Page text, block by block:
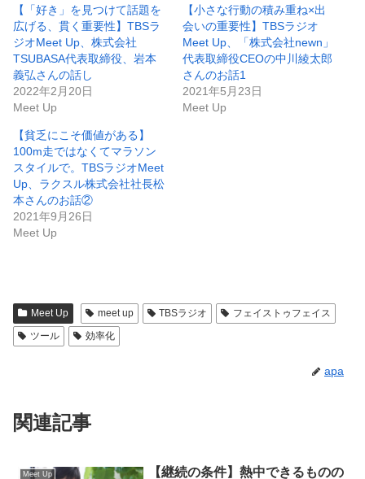
【「好き」を見つけて話題を
広げる、貫く重要性】TBSラ
ジオMeet Up、株式会社
TSUBASA代表取締役、岩本
義弘さんの話し
2022年2月20日
Meet Up
【小さな行動の積み重ね×出
会いの重要性】TBSラジオ
Meet Up、「株式会社newn」
代表取締役CEOの中川綾太郎
さんのお話1
2021年5月23日
Meet Up
【貧乏にこそ価値がある】
100m走ではなくてマラソン
スタイルで。TBSラジオMeet
Up、ラクスル株式会社社長松
本さんのお話②
2021年9月26日
Meet Up
Meet Up meet up TBSラジオ
フェイストゥフェイス
ツール
効率化
apa
関連記事
Meet Up
【継続の条件】熱中できるものの